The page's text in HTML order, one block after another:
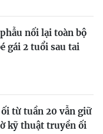
nối lại toàn bộ
gái 2 tuổi sau tai
từ tuần 20 vẫn giữ
kỹ thuật truyền ối